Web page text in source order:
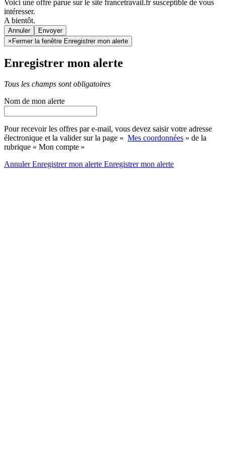
Voici une offre parue sur le site francetravail.fr susceptible de vous
intéresser.
A bientôt.
Annuler
×Fermer la fenêtre Enregistrer mon alerte
Enregistrer mon alerte
Tous les champs sont obligatoires
Nom de mon alerte
Pour recevoir les offres par e-mail, vous devez saisir votre adresse
électronique et la valider sur la page « Mes coordonnées » de la
rubrique « Mon compte »
AnnulerEnregistrer mon alerte Enregistrermon alerte